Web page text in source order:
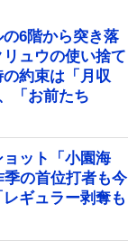
の6階から突き落
ュウの使い捨て
約束は「月収
「お前たち
ョット「小園海
の首位打者も今
ギュラー剥奪も